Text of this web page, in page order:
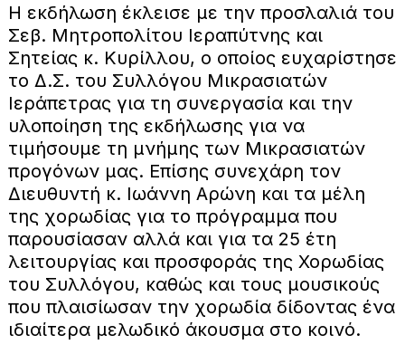
Η εκδήλωση έκλεισε με την προσλαλιά του
Σεβ. Μητροπολίτου Ιεραπύτνης και
Σητείας κ. Κυρίλλου, ο οποίος ευχαρίστησε
το Δ.Σ. του Συλλόγου Μικρασιατών
Ιεράπετρας για τη συνεργασία και την
υλοποίηση της εκδήλωσης για να
τιμήσουμε τη μνήμης των Μικρασιατών
προγόνων μας. Επίσης συνεχάρη τον
Διευθυντή κ. Ιωάννη Αρώνη και τα μέλη
της χορωδίας για το πρόγραμμα που
παρουσίασαν αλλά και για τα 25 έτη
λειτουργίας και προσφοράς της Χορωδίας
του Συλλόγου, καθώς και τους μουσικούς
που πλαισίωσαν την χορωδία δίδοντας ένα
ιδιαίτερα μελωδικό άκουσμα στο κοινό.